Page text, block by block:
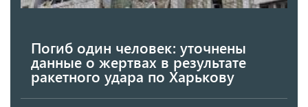
Погиб один человек: уточнены
данные о жертвах в результате
ракетного удара по Харькову